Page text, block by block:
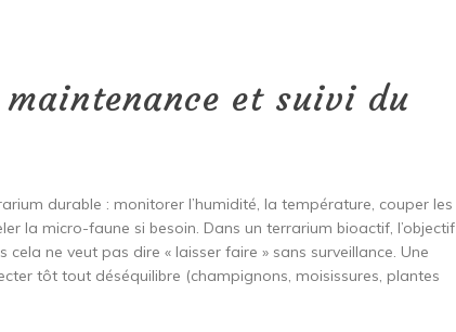
et suivi du
durable : monitorer l’humidité, la température, couper les
la micro-faune si besoin. Dans un terrarium bioactif, l’objectif
cela ne veut pas dire « laisser faire » sans surveillance. Une
tôt tout déséquilibre (champignons, moisissures, plantes